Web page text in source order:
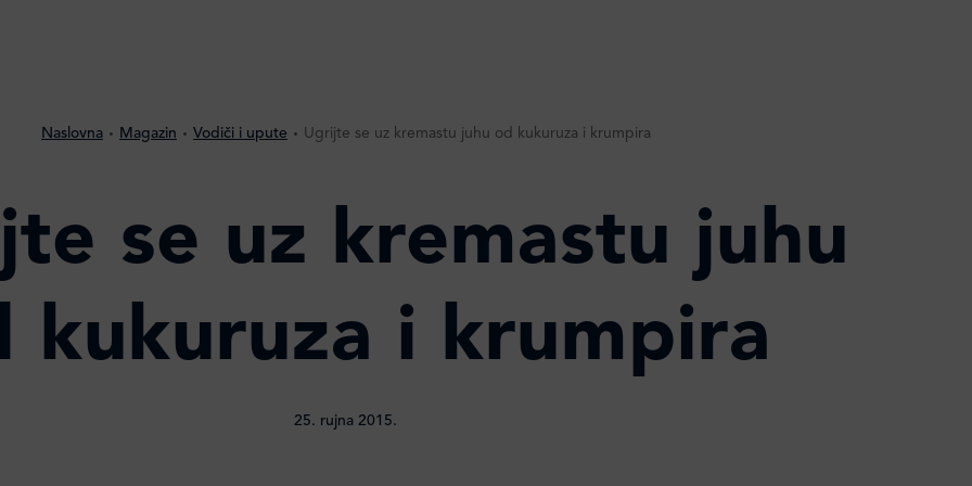
Naslovna Magazin Vodiči i upute Ugrijte se uz kremastu juhu od kukuruza i krumpira
se uz kremastu juhu
kukuruza i krumpira
25. rujna 2015.